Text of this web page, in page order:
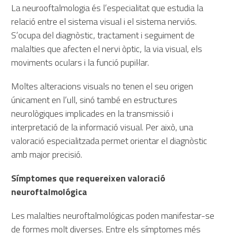
La neurooftalmologia és l’especialitat que estudia la
relació entre el sistema visual i el sistema nerviós.
S’ocupa del diagnòstic, tractament i seguiment de
malalties que afecten el nervi òptic, la via visual, els
moviments oculars i la funció pupil·lar.
Moltes alteracions visuals no tenen el seu origen
únicament en l’ull, sinó també en estructures
neurològiques implicades en la transmissió i
interpretació de la informació visual. Per això, una
valoració especialitzada permet orientar el diagnòstic
amb major precisió.
Símptomes que requereixen valoració
neuroftalmológica
Les malalties neuroftalmológicas poden manifestar-se
de formes molt diverses. Entre els símptomes més